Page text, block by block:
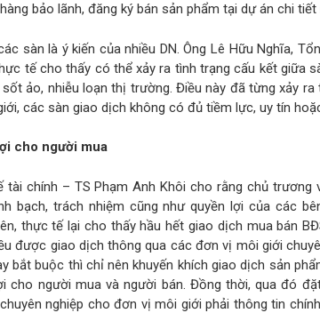
bảo lãnh, đăng ký bán sản phẩm tại dự án chi tiết
sàn là ý kiến của nhiều DN. Ông Lê Hữu Nghĩa,
tế cho thấy có thể xảy ra tình trạng cấu kết giữa
ảo, nhiễu loạn thị trường. Điều này đã từng xảy ra
các sàn giao dịch không có đủ tiềm lực, uy tín
cho người mua
tài chính – TS Phạm Anh Khôi cho rằng chủ trương
bạch, trách nhiệm cũng như quyền lợi của các
thực tế lại cho thấy hầu hết giao dịch mua bán
được giao dịch thông qua các đơn vị môi giới
bắt buộc thì chỉ nên khuyến khích giao dịch sản
cho người mua và người bán. Đồng thời, qua đó
nghiệp cho đơn vị môi giới phải thông tin